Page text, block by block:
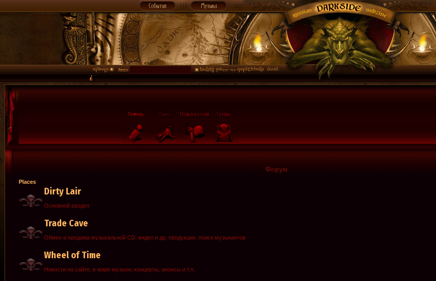
Форум
Places
Dirty Lair
Основной раздел
Trade Cave
Обмен и продажа музыкальной CD, видео и др. продукции, поиск музыкантов
Wheel of Time
Новости на сайте, в мире музыки, концерты, анонсы и т.п.